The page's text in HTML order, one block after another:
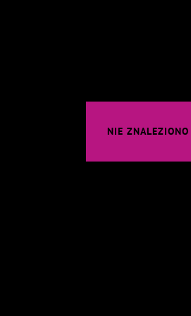
NIE ZNALEZIONO